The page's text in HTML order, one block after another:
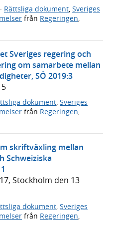
· Rättsliga dokument, Sveriges
från Regeringen,
Sveriges regering och
om samarbete mellan
SÖ 2019:3
dokument, Sveriges
från Regeringen,
skriftväxling mellan
Schweiziska
Stockholm den 13
dokument Sveriges
från Regeringen